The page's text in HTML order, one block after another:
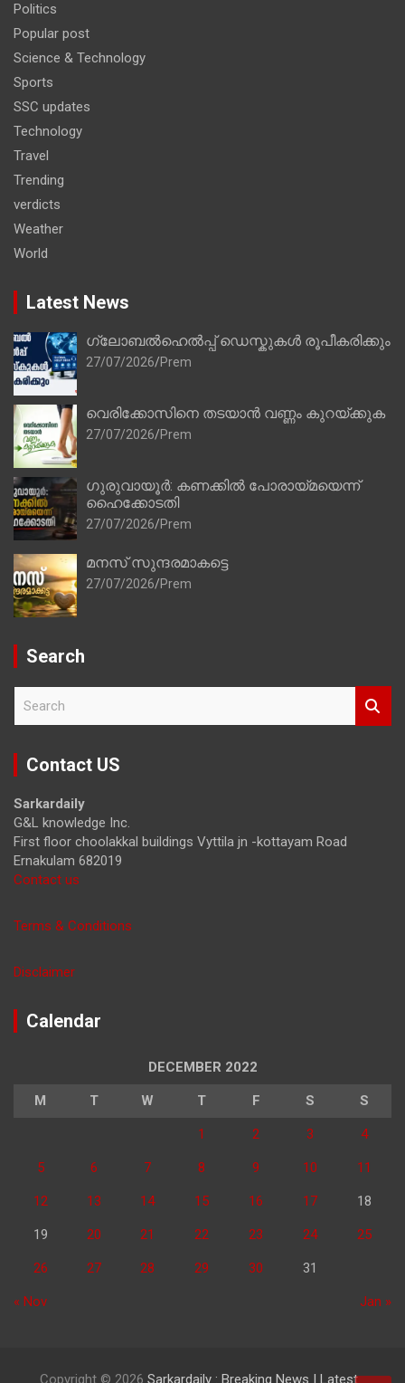
Politics
Popular post
Science & Technology
Sports
SSC updates
Technology
Travel
Trending
verdicts
Weather
World
Latest News
ഗ്ലോബൽഹെൽപ്പ് ഡെസ്കുകൾ രൂപീകരിക്കും
27/07/2026 Prem
വെരിക്കോസിനെ തടയാൻ വണ്ണം കുറയ്ക്കുക
27/07/2026 Prem
ഗുരുവായൂർ: കണക്കിൽ പോരായ്മയെന്ന്
ഹൈക്കോടതി
27/07/2026 Prem
മനസ് സുന്ദരമാകട്ടെ
27/07/2026 Prem
Search
r
Contact US
Sarkardaily
G&L knowledge Inc.
First floor choolakkal buildings Vyttila jn -kottayam Road
Ernakulam 682019
Contact us
Terms & Conditions
Disclaimer
Calendar
DECEMBER 2022
M T W T F S S
1 2 3 4
5 6 7 8 9 10 11
12 13 14 15 16 17 18
19 20 21 22 23 24 25
26 27 28 29 30 31
« Nov Jan »
Copyright © 2026 Sarkardaily : Breaking News | Latest